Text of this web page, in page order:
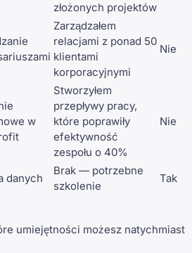
złożonych projektów
Zarządzałem
relacjami z ponad 50
klientami
korporacyjnymi
Nie
w
Stworzyłem
przepływy pracy,
które poprawiły
efektywność
zespołu o 40%
Nie
danych
Brak — potrzebne
szkolenie
Tak
umiejętności możesz natychmiast